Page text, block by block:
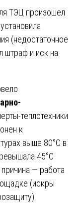
ТЭЦ произошел
(недостаточное
штраф и иск на
теплотехники
к
выше 80°C в
45°C
— работа
(искры